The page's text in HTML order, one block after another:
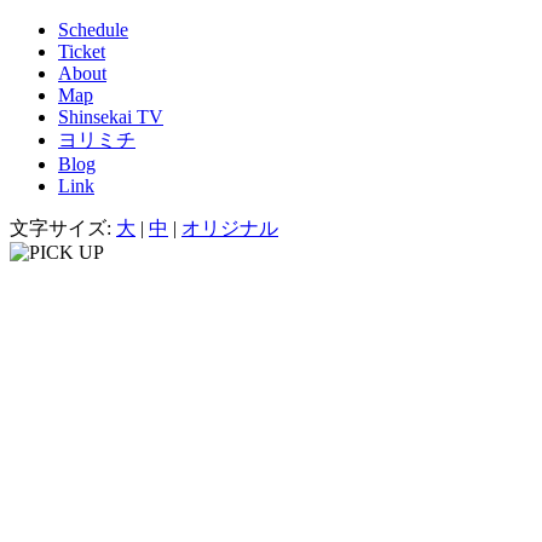
Schedule
Ticket
About
Map
Shinsekai TV
ヨリミチ
Blog
Link
文字サイズ: 大 | 中 | オリジナル